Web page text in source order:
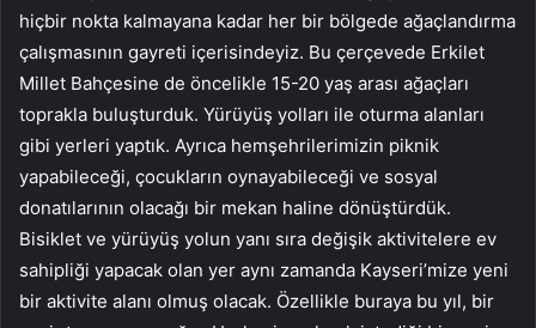
hiçbir nokta kalmayana kadar her bir bölgede ağaçlandırma
çalışmasının gayreti içerisindeyiz. Bu çerçevede Erkilet
Millet Bahçesine de öncelikle 15-20 yaş arası ağaçları
toprakla buluşturduk. Yürüyüş yolları ile oturma alanları
gibi yerleri yaptık. Ayrıca hemşehrilerimizin piknik
yapabileceği, çocukların oynayabileceği ve sosyal
donatılarının olacağı bir mekan haline dönüştürdük.
Bisiklet ve yürüyüş yolun yanı sıra değişik aktivitelere ev
sahipliği yapacak olan yer aynı zamanda Kayseri’mize yeni
bir aktivite alanı olmuş olacak. Özellikle buraya bu yıl, bir